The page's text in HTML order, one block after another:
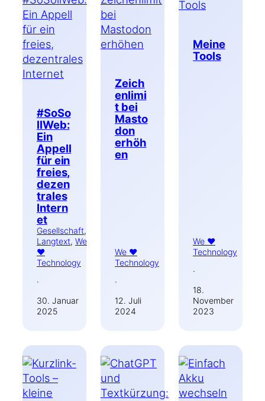
#SoSo
llWeb:
Ein
Appell
für ein
freies,
dezen
trales
Intern
et
Gesellschaft
Langtext, We
♥
Technology
·
30. Januar
2025
Zeich
enlimi
t bei
Masto
don
erhöh
en
We ♥
Technology
·
12. Juli
2024
Meine
Tools
We ♥
Technology
·
18.
November
2023